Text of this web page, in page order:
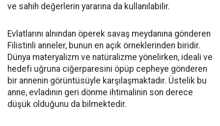
ve sahih değerlerin yararına da kullanılabilir.
Evlatlarını alnından öperek savaş meydanına gönderen
Filistinli anneler, bunun en açık örneklerinden biridir.
Dünya materyalizm ve natüralizme yönelirken, ideali ve
hedefi uğruna ciğerparesini öpüp cepheye gönderen
bir annenin görüntüsüyle karşılaşmaktadır. Üstelik bu
anne, evladının geri dönme ihtimalinin son derece
düşük olduğunu da bilmektedir.